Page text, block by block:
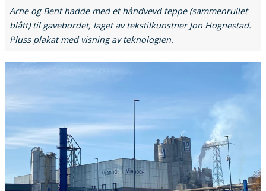
Arne og Bent hadde med et håndvevd teppe (sammenrullet
blått) til gavebordet, laget av tekstilkunstner Jon Hognestad.
Pluss plakat med visning av teknologien.